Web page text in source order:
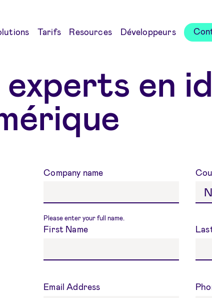
Tarifs Resources Développeurs
en
Company name
Your Name
Please enter your full name.
First Name
Email Address